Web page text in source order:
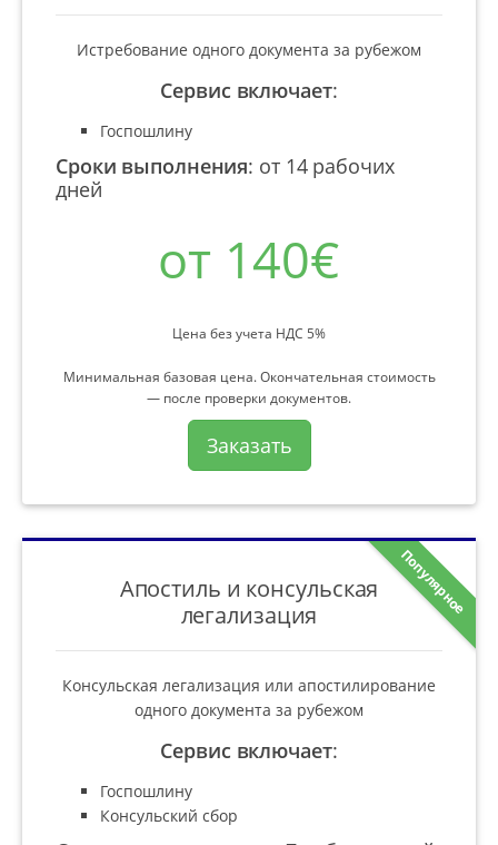
Истребование одного документа за рубежом
Сервис включает:
Госпошлину
Сроки выполнения: от 14 рабочих
дней
от 140€
Цена без учета НДС 5%
Минимальная базовая цена. Окончательная стоимость
— после проверки документов.
Заказать
Популярное
Апостиль и консульская
легализация
Консульская легализация или апостилирование
одного документа за рубежом
Сервис включает:
Госпошлину
Консульский сбор